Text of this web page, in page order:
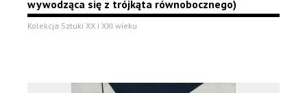
wywodząca się z trójkąta równobocznego)
Kolekcja Sztuki XX i XXI wieku